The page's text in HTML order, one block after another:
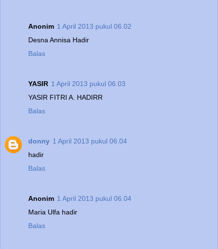
Anonim 1 April 2013 pukul 06.02
Desna Annisa Hadir
Balas
YASIR 1 April 2013 pukul 06.03
YASIR FITRI A. HADIRR
Balas
donny 1 April 2013 pukul 06.04
hadir
Balas
Anonim 1 April 2013 pukul 06.04
Maria Ulfa hadir
Balas